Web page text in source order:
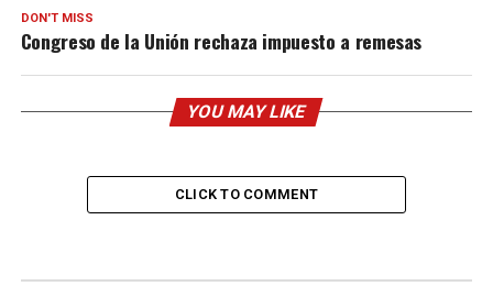
DON'T MISS
Congreso de la Unión rechaza impuesto a remesas
YOU MAY LIKE
CLICK TO COMMENT